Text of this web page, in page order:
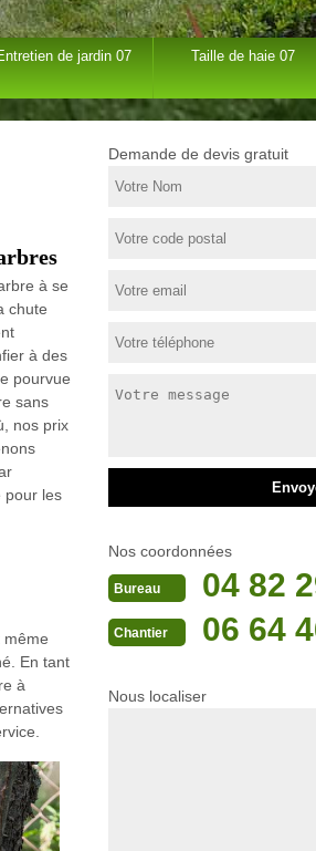
de jardin 07 Taille de haie 07
à se
chute
à des
pourvue
sans
nos prix
pour les
même
En tant
à
Demande de devis gratuit
Nos coordonnées
Bureau 04 82
Chantier 06 64
Nous localiser